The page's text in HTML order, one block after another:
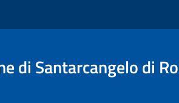
di Santarcangelo di